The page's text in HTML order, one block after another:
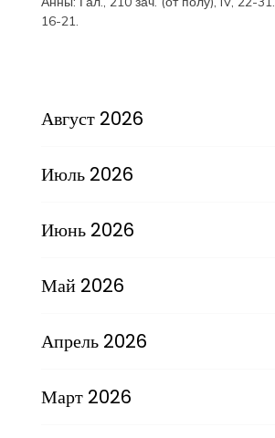
16-21.
Август 2026
Июль 2026
Июнь 2026
Май 2026
Апрель 2026
Март 2026